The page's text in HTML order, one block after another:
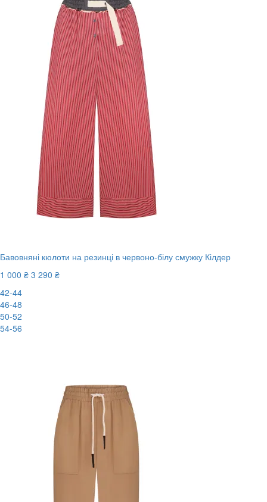
Бавовняні кюлоти на резинці в червоно-білу смужку Кілдер
1 000 ₴ 3 290 ₴
42-44
46-48
50-52
54-56